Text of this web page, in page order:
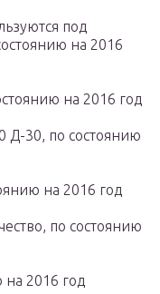
под
на 2016
на 2016 год
Д-30, по состоянию
на 2016 год
по состоянию
2016 год